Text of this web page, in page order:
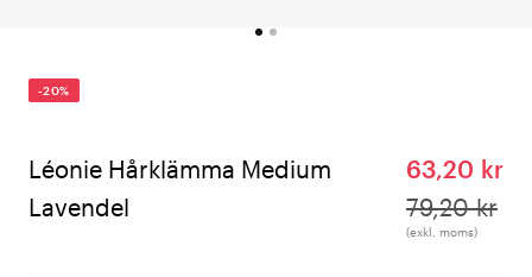
-20%
Léonie Hårklämma Medium
Lavendel
63,20 kr
79,20 kr
(exkl. moms)